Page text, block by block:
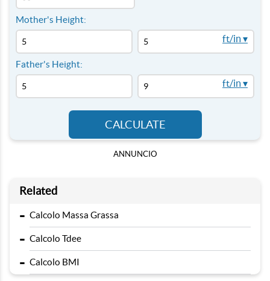
Mother's Height:
ft/in ▾
Father's Height:
ft/in ▾
CALCULATE
ANNUNCIO
Related
- Calcolo Massa Grassa
- Calcolo Tdee
- Calcolo BMI